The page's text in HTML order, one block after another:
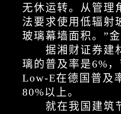
无休运转。从管理
法要求使用低辐射
玻璃幕墙面积。”
据湘财证券建材
璃的普及率是6%
Low-E在德国普及
80%以上。
就在我国建筑节